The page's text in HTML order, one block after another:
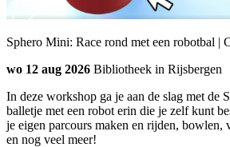
Sphero Mini: Race rond met een robotbal |
wo 12 aug 2026 Bibliotheek in Rijsbergen
In deze workshop ga je aan de slag met de
balletje met een robot erin die je zelf kunt
je eigen parcours maken en rijden, bowlen,
en nog veel meer!